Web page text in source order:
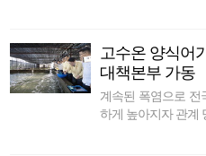
고수온 양식어
대책본부 가동
계속된 폭염으로 전
하게 높아지자 관계